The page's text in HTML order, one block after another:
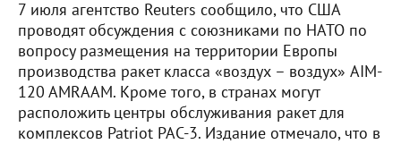
7 июля агентство Reuters сообщило, что США
проводят обсуждения с союзниками по НАТО по
вопросу размещения на территории Европы
производства ракет класса «воздух – воздух» AIM-
120 AMRAAM. Кроме того, в странах могут
расположить центры обслуживания ракет для
комплексов Patriot PAC-3. Издание отмечало, что в